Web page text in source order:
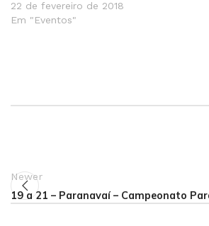
22 de fevereiro de 2018
Em "Eventos"
Newer
19 a 21 – Paranavaí – Campeonato